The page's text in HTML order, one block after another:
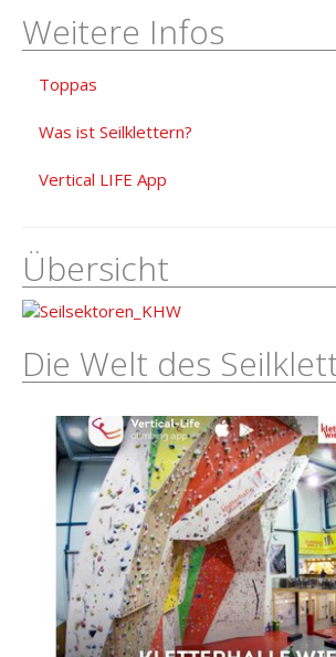
Weitere Infos
Toppas
Was ist Seilklettern?
Vertical LIFE App
Übersicht
Die Welt des